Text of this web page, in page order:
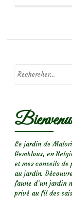
Le jardin de
Gembloux, en
et mes conseils de
au jardin.
faune d’un jardin
privé au fil des